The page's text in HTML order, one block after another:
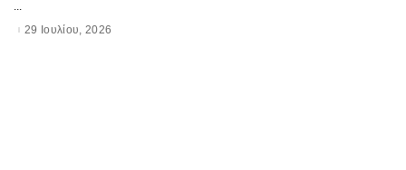
29 Ιουλίου, 2026